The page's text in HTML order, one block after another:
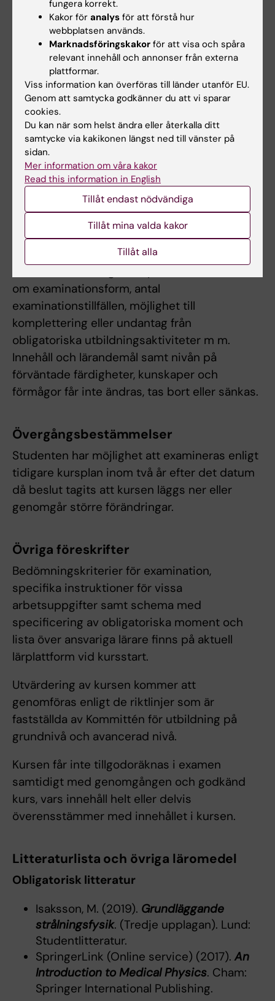
examinationstillfälle.
Examinator bedömer om och i så fall hur
frånvaro från obligatoriska utbildningsinslag
kan tas igen. Innan studenten deltagit i de
obligatoriska utbildningsinslagen eller tagit
igen frånvaro i enlighet med examinators
anvisningar kan inte studieresultaten
slutrapporteras. Frånvaro från ett obligatoriskt
utbildningsinslag kan innebära att den
studerande inte kan ta igen tillfället förrän
nästa gång kursen ges.
Om det föreligger särskilda skäl eller behov av
anpassning för student med
funktionsnedsättning, får examinator fatta
om examinationsform, antal
examinationstillfällen, möjlighet till
komplettering eller undantag från
obligatoriska utbildningsaktiviteter m m.
Innehåll och lärandemål samt nivån på
förväntade färdigheter, kunskaper och
förmågor får inte ändras, tas bort eller sänkas.
Övergångsbestämmelser
Studenten har möjlighet att examineras enligt
tidigare kursplan inom två år efter det datum
då beslut tagits att kursen läggs ner eller
genomgår större förändringar.
Övriga föreskrifter
Bedömningskriterier för examination,
specifika instruktioner för vissa
arbetsuppgifter samt schema med
specificering av obligatoriska moment och
lista över ansvariga lärare finns på aktuell
lärplattform vid kursstart.
Utvärdering av kursen kommer att
genomföras enligt de riktlinjer som är
fastställda av Kommittén för utbildning på
grundnivå och avancerad nivå.
Kursen får inte tillgodoräknas i examen
samtidigt med genomgången och godkänd
kurs, vars innehåll helt eller delvis
överensstämmer med innehållet i kursen.
Litteraturlista och övriga läromedel
Obligatorisk litteratur
Isaksson, M. (2019). Grundläggande
strålningsfysik. (Tredje upplagan). Lund:
Studentlitteratur.
SpringerLink (Online service) (2017). An
Introduction to Medical Physics. Cham:
Springer International Publishing.
fungera korrekt.
Kakor för analys för att förstå hur
webbplatsen används.
Marknadsföringskakor för att visa och spåra
relevant innehåll och annonser från externa
plattformar.
Viss information kan överföras till länder utanför EU.
Genom att samtycka godkänner du att vi sparar
cookies.
Du kan när som helst ändra eller återkalla ditt
samtycke via kakikonen längst ned till vänster på
sidan.
Mer information om våra kakor
Read this information in English
Tillåt endast nödvändiga
Tillåt mina valda kakor
Tillåt alla